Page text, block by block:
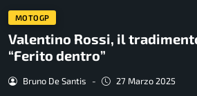
MOTOGP
Valentino Rossi, il
“Ferito dentro”
Bruno De Santis - 27 Marzo 2025